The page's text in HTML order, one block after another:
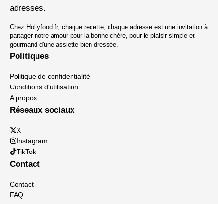
adresses.
Chez Hollyfood.fr, chaque recette, chaque adresse est une invitation à
partager notre amour pour la bonne chère, pour le plaisir simple et
gourmand d'une assiette bien dressée.
Politiques
Politique de confidentialité
Conditions d'utilisation
A propos
Réseaux sociaux
X
Instagram
TikTok
Contact
Contact
FAQ